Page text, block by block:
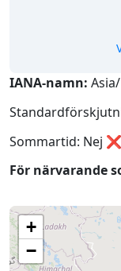
IANA-namn:
Sommartid: Nej ❌
För närvarande
+
−